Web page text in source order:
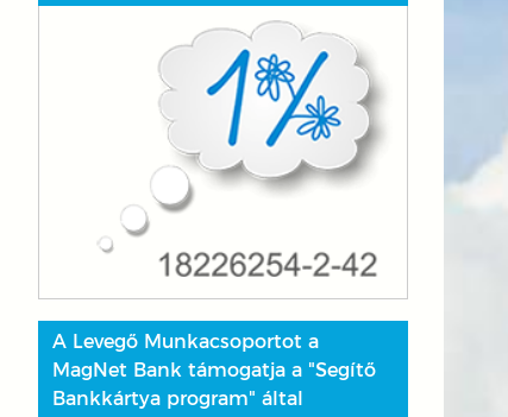
A Levegő Munkacsoportot a
MagNet Bank támogatja a "Segítő
Bankkártya program" által